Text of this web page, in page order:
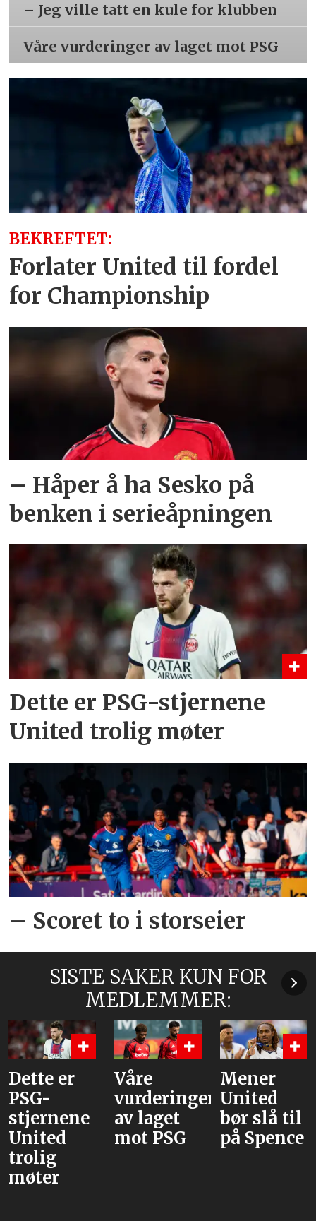
– Jeg ville tatt en kule for klubben
Våre vurderinger av laget mot PSG
BEKREFTET:
Forlater United til fordel
for Championship
– Håper å ha Sesko på
benken i serieåpningen
Dette er PSG-stjernene
United trolig møter
– Scoret to i storseier
SISTE SAKER KUN FOR
MEDLEMMER:
Dette er
PSG-
stjernene
United
trolig
møter
Våre
vurderinger
av laget
mot PSG
Mener
United
bør slå til
på Spence